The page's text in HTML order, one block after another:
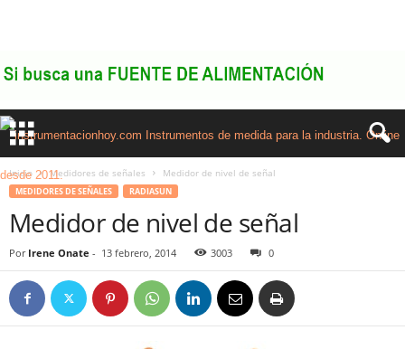
Inicio Medidores de señales Medidor de nivel de señal
MEDIDORES DE SEÑALES RADIASUN
Medidor de nivel de señal
Por Irene Onate - 13 febrero, 2014 3003 0